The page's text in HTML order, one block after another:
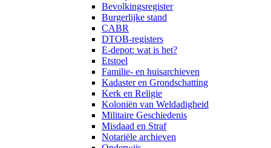
Bevolkingsregister
Burgerlijke stand
CABR
DTOB-registers
E-depot: wat is het?
Etstoel
Familie- en huisarchieven
Kadaster en Grondschatting
Kerk en Religie
Koloniën van Weldadigheid
Militaire Geschiedenis
Misdaad en Straf
Notariële archieven